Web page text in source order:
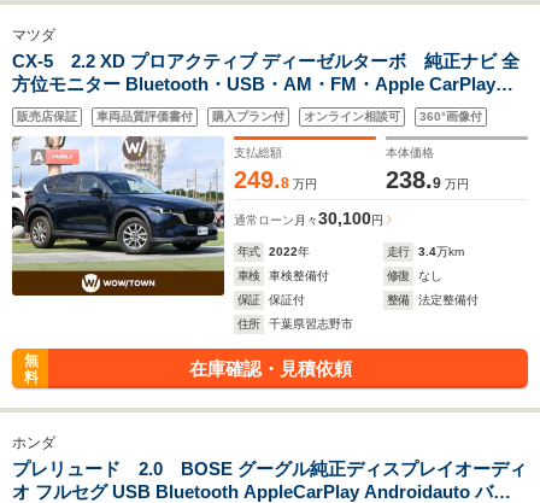
マツダ
CX-5 2.2 XD プロアクティブ ディーゼルターボ 純正ナビ 全
方位モニター Bluetooth・USB・AM・FM・Apple CarPlay・
Android Auto ETC 前後ドライブレコーダー アドバンスト
SCBS レーダークルーズコントロール BSM パワーリフトゲー
ト 運転席パワーシート
販売店保証 車両品質評価書付 購入プラン付 オンライン相談可 360°画像付
支払総額
249.8 万円
本体価格
238.9 万円
通常ローン 月々30,100円
年式 2022年 走行 3.4万km
車検
車検整備付 修復
なし
保証
保証付 整備
法定整備付
住所
千葉県習志野市
無
料
在庫確認・見積依頼
ホンダ
プレリュード 2.0 BOSE グーグル純正ディスプレイオーディ
オ フルセグ USB Bluetooth AppleCarPlay Androidauto バッ